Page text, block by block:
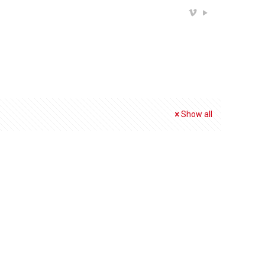
Show all